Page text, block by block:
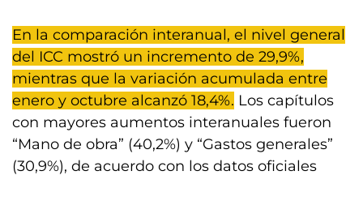
En la comparación interanual, el nivel general
del ICC mostró un incremento de 29,9%,
mientras que la variación acumulada entre
enero y octubre alcanzó 18,4%. Los capítulos
con mayores aumentos interanuales fueron
“Mano de obra” (40,2%) y “Gastos generales”
(30,9%), de acuerdo con los datos oficiales